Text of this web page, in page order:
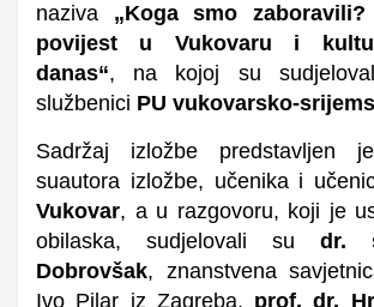
naziva „Koga smo
povijest u Vukovaru i
danas“, na kojoj su
službenici PU vukovarsko-
Sadržaj izložbe predstavljen
suautora izložbe, učenika i
Vukovar, a u razgovoru, koji je
obilaska, sudjelovali su dr.
Dobrovšak, znanstvena
Ivo Pilar iz Zagreba, prof. dr.